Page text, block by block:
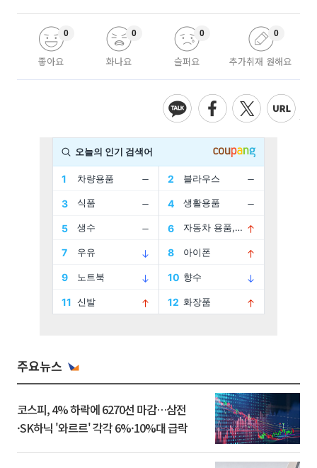
좋아요
0
화나요
0
슬퍼요
0
추가취재 원해요
0
주요뉴스
코스피, 4% 하락에 6270선 마감…삼전
·SK하닉 '와르르' 각각 6%·10%대 급락